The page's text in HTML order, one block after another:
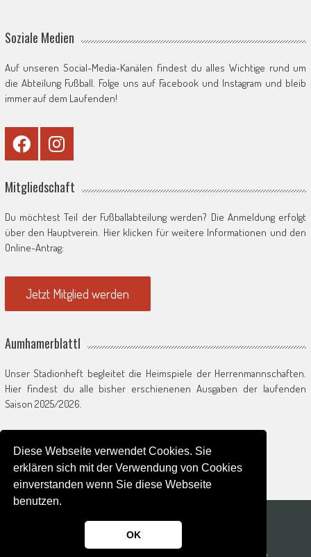
Diese Webseite verwendet Cookies. Sie
erklären sich mit der Verwendung von Cookies
einverstanden wenn Sie diese Webseite
benutzen.
OK
Soziale Medien
Auf unseren Social-Media-Kanälen findest du alles Wichtige rund um
die Abteilung Fußball. Folge uns auf Facebook und Instagram und bleib
immer auf dem Laufenden!
Mitgliedschaft
Du möchtest Teil der Fußballabteilung werden? Die Anmeldung erfolgt
über den Hauptverein. Hier klicken für weitere Informationen und den
Online-Antrag:
Jetzt Mitglied werden
Aumhamerblattl
Unser Stadionheft begleitet die Heimspiele der Herrenmannschaften.
Hier findest du alle bisher erschienenen Ausgaben der laufenden
Saison 2025/2026.
Zum Saisonarchiv
| Theme: